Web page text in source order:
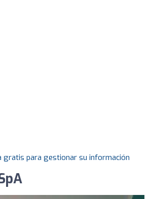
gratis para gestionar su información